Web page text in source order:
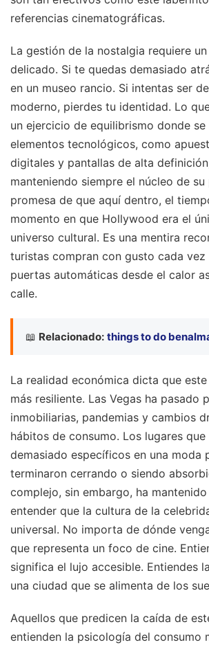
referencias cinematográficas.
La gestión de la nostalgia requiere
delicado. Si te quedas demasiado
en un museo rancio. Si intentas ser
moderno, pierdes tu identidad. Lo
un ejercicio de equilibrismo donde
elementos tecnológicos, como
digitales y pantallas de alta
manteniendo siempre el núcleo de su
promesa de que aquí dentro, el
momento en que Hollywood era el
universo cultural. Es una mentira
turistas compran con gusto cada vez
puertas automáticas desde el calor
calle.
📖 Relacionado: things to do
La realidad económica dicta que
más resiliente. Las Vegas ha pasado
inmobiliarias, pandemias y cambios
hábitos de consumo. Los lugares
demasiado específicos en una moda
terminaron cerrando o siendo
complejo, sin embargo, ha
entender que la cultura de la
universal. No importa de dónde
que representa un foco de cine.
significa el lujo accesible. Entiendes
una ciudad que se alimenta de los
Aquellos que predicen la caída de
entienden la psicología del consumo